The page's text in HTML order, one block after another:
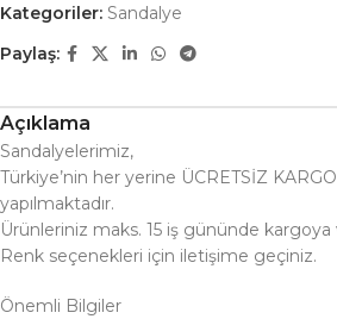
Kategoriler: Sandalye
Paylaş:
Açıklama
Sandalyelerimiz,
Türkiye’nin her yerine ÜCRETSİZ
yapılmaktadır.
Ürünleriniz maks. 15 iş gününde kargoya
Renk seçenekleri için iletişime geçiniz.
Önemli Bilgiler